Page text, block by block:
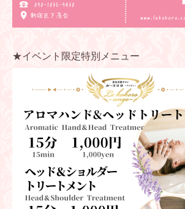
★イベント限定特別メニュー